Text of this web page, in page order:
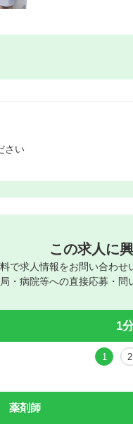
さい
この求人に
で求人情報をお問い合わせ
・病院等への直接応募・問
1
1 2
薬剤師